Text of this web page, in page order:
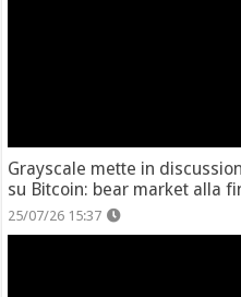
Grayscale mette in
su Bitcoin: bear market alla
25/07/26 15:37